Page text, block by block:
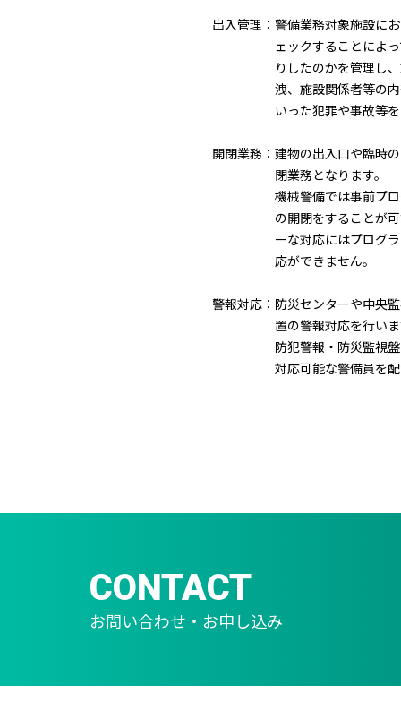
出入管理： 警備業務対象施設に
ェックすることによ
りしたのかを管理し
洩、施設関係者等の
いった犯罪や事故等
開閉業務： 建物の出入口や臨時
閉業務となります。
機械警備では事前プ
の開閉をすることが
ーな対応にはプログ
応ができません。
警報対応： 防災センターや中央
置の警報対応を行い
防犯警報・防災監視
対応可能な警備員を
CONTACT
お問い合わせ・お申し込み